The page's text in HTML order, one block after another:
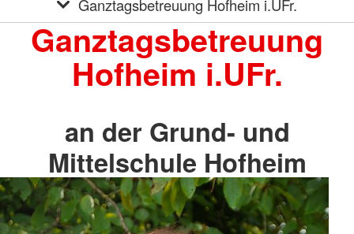
Ganztagsbetreuung Hofheim i.UFr.
Ganztagsbetreuung
Hofheim i.UFr.
an der Grund- und
Mittelschule Hofheim